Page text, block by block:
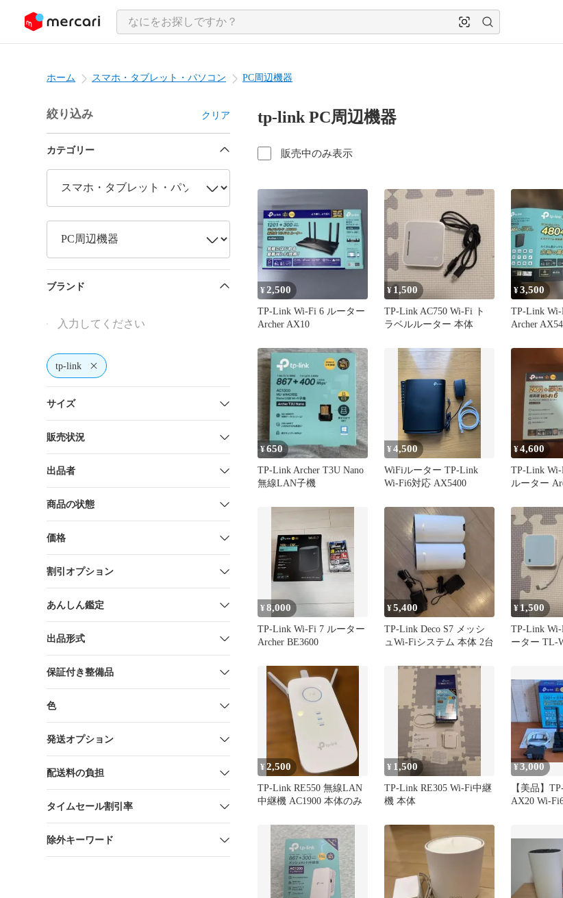
ツにスキップ
ホーム スマホ・タブレット・パソコン PC周辺機器
絞り込み クリア
カテゴリー
ブランド
tp-link
サイズ
販売状況
出品者
商品の状態
価格
割引オプション
あんしん鑑定
出品形式
保証付き整備品
色
発送オプション
配送料の負担
タイムセール割引率
除外キーワード
tp-link PC周辺機器
販売中のみ表示
¥2,500
TP-Link Wi-Fi 6 ルーター
Archer AX10
¥ 1,500
TP-Link AC750 Wi-Fi ト
ラベルルーター 本体
¥3,500
TP-Link
Archer
¥650
TP-Link Archer T3U Nano
無線LAN子機
¥4,500
WiFiルーター TP-Link
Wi-Fi6対応 AX5400
¥4,600
TP-Link
ルーター
¥8,000
TP-Link Wi-Fi 7 ルーター
Archer BE3600
¥5,400
TP-Link Deco S7 メッシ
ュWi-Fiシステム 本体 2台
¥1,500
TP-Link
ーター TL-
¥2,500
TP-Link RE550 無線LAN
中継機 AC1900 本体のみ
¥ 1,500
TP-Link RE305 Wi-Fi中継
機 本体
¥3,000
【美品】
AX20 Wi-